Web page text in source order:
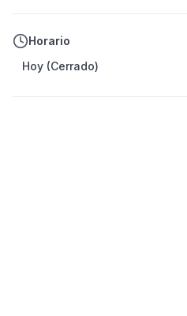
conversación de distancia.
Horario
Hoy (Cerrado)